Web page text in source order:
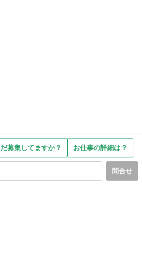
だ募集してますか？ お仕事の詳細は？
問合せ